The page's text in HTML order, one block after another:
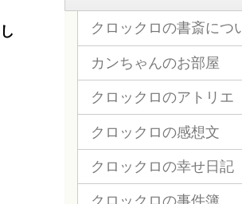
クロックロの書斎につ
カンちゃんのお部屋
クロックロのアトリエ
クロックロの感想文
クロックロの幸せ日記